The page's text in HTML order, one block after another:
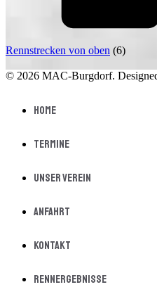
Rennstrecken von oben (6)
© 2026 MAC-Burgdorf.
Home
Termine
Unser Verein
Anfahrt
Kontakt
Rennergebnisse